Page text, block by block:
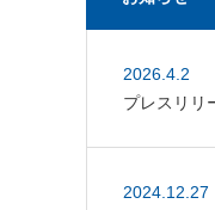
2026.4.2
プレスリリ
2024.12.27